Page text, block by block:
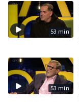
53 min
53 min